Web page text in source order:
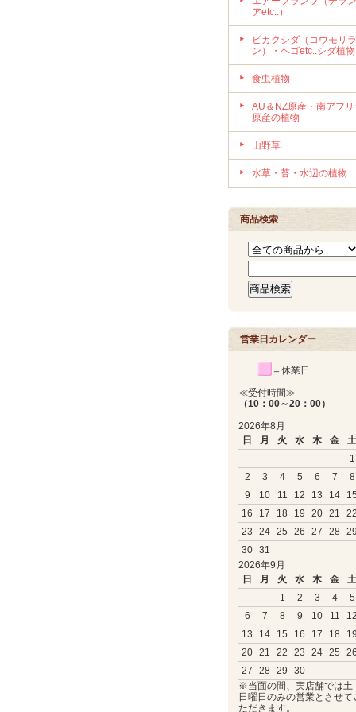
アetc..）
ビカクシダ（コウモリラ
ン）・ヘゴetc..シダ植物
食虫植物
AU＆NZ原産・南アフリ
原産の植物
山野草
水草・苔・水辺の植物
商品検索
営業日カレンダー
＝休業日
≪受付時間≫
（10：00～20：00）
2026年8月
日
月 火 水 木 金
土
1
2
3 4 5 6 7
8
9
10 11 12 13 14
15
16
17 18 19 20 21
22
23
24 25 26 27 28 29
30 31
2026年9月
日
月 火 水 木 金
土
1
2 3 4
5
6
7 8 9 10 11
12
13
14 15 16 17 18
19
20 21 22 23 24 25
26
27
28 29
30
※当面の間、実店舗では土
日曜日のみの営業とさせて
ただきます。